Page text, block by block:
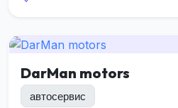
DarMan motors
автосервис